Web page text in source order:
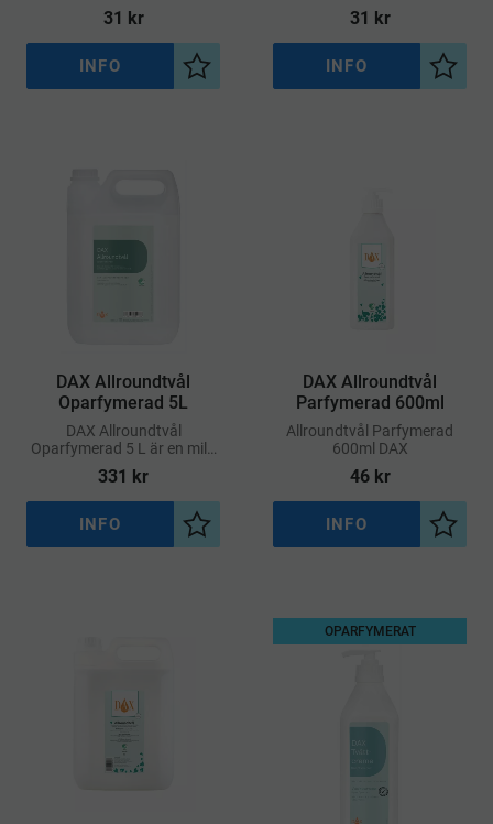
och oönskade dofter från
händerna
31 kr
Lägg till i önskelista
INFO
och återfuktande handtvål
som kombinerar fräsch doft
av tall med de vårdande
egenskaperna hos
31 kr
Lägg
INFO
DAX Allroundtvål
Oparfymerad 5L
DAX Allroundtvål
Oparfymerad 5 L är en mild
och parfymfri flytande tvål
utvecklad för mångsidig
användning – både för
handtvätt och kroppstvätt
331 kr
Lägg till i önskelista
INFO
DAX Allroundtvål
Parfymerad 600ml
​Allroundtvål Parfymerad
600ml DAX
46kr
Lägg
INFO
OPARFYMERAT